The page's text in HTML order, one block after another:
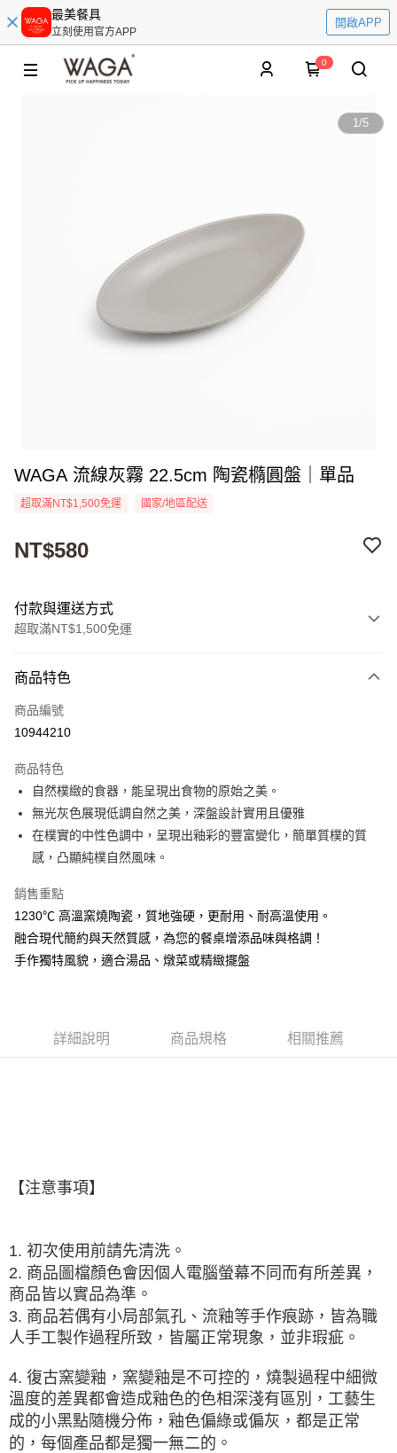
最美餐具
立刻使用官方APP
開啟APP
0
1/5
WAGA 流線灰霧 22.5cm 陶瓷橢圓盤｜單品
超取滿NT$1,500免運 國家/地區配送
NT$580
付款與運送方式
超取滿NT$1,500免運
信用卡一次付款
超商取貨付款
街口支付
悠遊付
AFTEE先享後付
【關於「AFTEE先享後付」】
AFTEE先享後付是「在收到商品之後才付款」的支付方式。 讓您購物簡單
便利好安心！
１．簡單：不需註冊會員、不需綁卡、不需儲值。
２．便利：只要手機號碼，簡訊認證，即可結帳。
結帳頁面，進行簡訊認證並確認金額後，即可完成結帳。
客戶支援中心」
易，需依本服務之必要範圍內提供個人資料，並將交易相關給付款項請求債
權轉讓予恩沛科技股份有限公司。
２．關於個人資料處理事宜，請瀏覽以下網址：
https://aftee.tw/terms/#terms3
３．未成年的使用者請事先徵得法定代理人或監護人之同意方可使用
「AFTEE先享後付」，若未經同意申辦者引起之損失，本公司不負相關責
任。
時審查核予不同之上限額度；若仍有額度不足之情形，本公司將視審查結果
請求用戶進行身份認證。
５．嚴禁一人註冊多個帳號或使用他人資訊註冊。若發現惡意使用之情形，
恩沛科技股份有限公司將有權停止該用戶之使用額度並採取法律行動。
ATM付款
7-11取貨付款
商品特色
商品編號
10944210
商品特色
自然樸緻的食器，能呈現出食物的原始之美。
無光灰色展現低調自然之美，深盤設計實用且優雅
在樸實的中性色調中，呈現出釉彩的豐富變化，簡單質樸的質
感，凸顯純樸自然風味。
銷售重點
1230℃ 高溫窯燒陶瓷，質地強硬，更耐用、耐高溫使用。
融合現代簡約與天然質感，為您的餐桌增添品味與格調！
手作獨特風貌，適合湯品、燉菜或精緻擺盤
詳細說明 商品規格 相關推薦
【注意事項】
1. 初次使用前請先清洗。
2. 商品圖檔顏色會因個人電腦螢幕不同而有所差異，
商品皆以實品為準。
3. 商品若偶有小局部氣孔、流釉等手作痕跡，皆為職
人手工製作過程所致，皆屬正常現象，並非瑕疵。
4. 復古窯變釉，窯變釉是不可控的 ，燒製過程中細微
溫度的差異都會造成釉色的色相深淺有區別，工藝生
成的小黑點隨機分佈，釉色偏綠或偏灰，都是正常
的，每個產品都是獨一無二的。